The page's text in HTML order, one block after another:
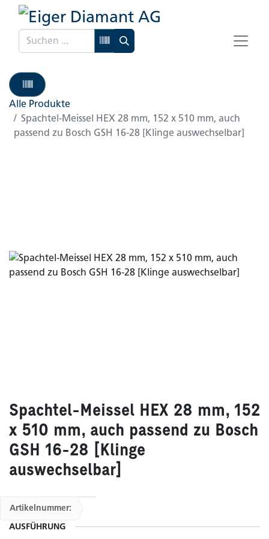
Alle Produkte
Spachtel-Meissel HEX 28 mm, 152 x 510 mm, auch
passend zu Bosch GSH 16-28 [Klinge auswechselbar]
Spachtel-Meissel HEX 28 mm, 152
x 510 mm, auch passend zu Bosch
GSH 16-28 [Klinge
auswechselbar]
Artikelnummer:
AUSFÜHRUNG